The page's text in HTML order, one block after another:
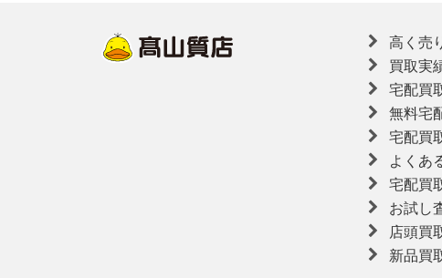
高く売
買取実
宅配買
無料宅
宅配買
よくあ
宅配買
お試し
店頭買
新品買